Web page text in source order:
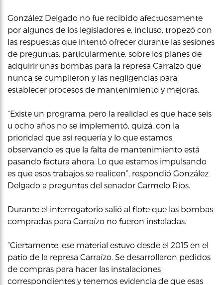
González Delgado no fue recibido afectuosamente
por algunos de los legisladores e, incluso, tropezó con
las respuestas que intentó ofrecer durante las sesiones
de preguntas, particularmente, sobre los planes de
adquirir unas bombas para la represa Carraízo que
nunca se cumplieron y las negligencias para
establecer procesos de mantenimiento y mejoras.
“Existe un programa, pero la realidad es que hace seis
u ocho años no se implementó, quizá, con la
prioridad que así requería y lo que estamos
observando es que la falta de mantenimiento está
pasando factura ahora. Lo que estamos impulsando
es que esos trabajos se realicen”, respondió González
Delgado a preguntas del senador Carmelo Ríos.
Durante el interrogatorio salió al flote que las bombas
compradas para Carraízo no fueron instaladas.
“Ciertamente, ese material estuvo desde el 2015 en el
patio de la represa Carraízo. Se desarrollaron pedidos
de compras para hacer las instalaciones
correspondientes y tenemos evidencia de que esas